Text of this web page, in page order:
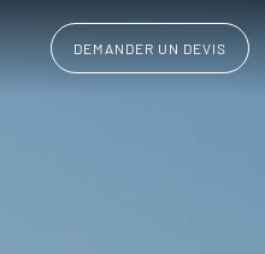
DEMANDER UN DEVIS